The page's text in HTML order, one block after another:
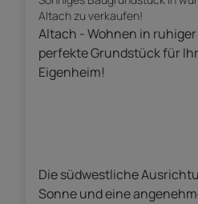
Altach zu verkaufen!
Altach - Wohnen in
perfekte Grundstück für
Eigenheim!
Die südwestliche
Sonne und eine